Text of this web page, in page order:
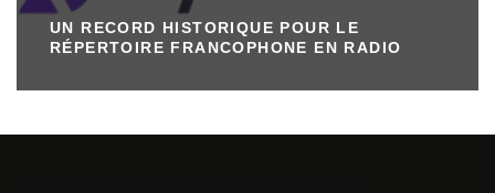
UN RECORD HISTORIQUE POUR LE
RÉPERTOIRE FRANCOPHONE EN RADIO